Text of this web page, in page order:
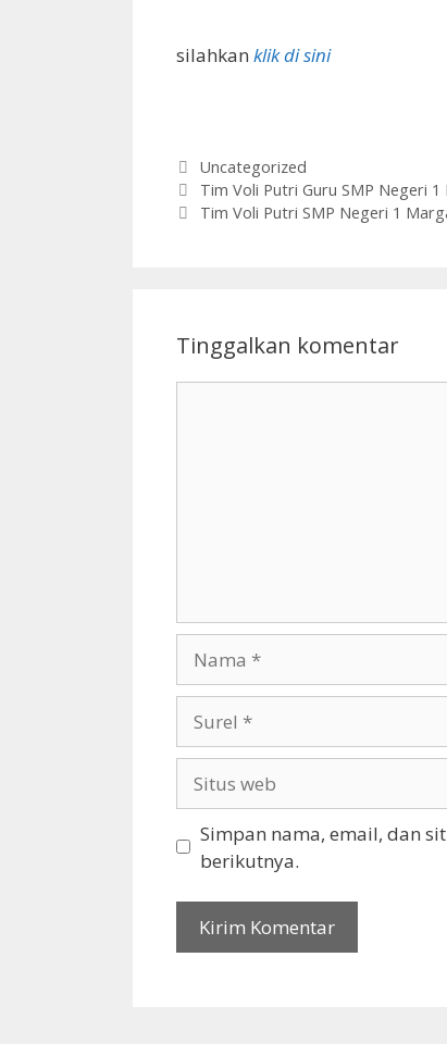
silahkan klik di sini
Kategori
Uncategorized
Tim Voli Putri Guru SMP Negeri
Tim Voli Putri SMP Negeri 1
Tinggalkan komentar
web
Simpan nama, email, dan
berikutnya.